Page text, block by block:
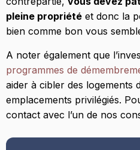
pleine propriété et donc la
bien comme bon vous
A noter également que
programmes de
aider à cibler des logements
emplacements privilégiés.
contact avec l’un de nos